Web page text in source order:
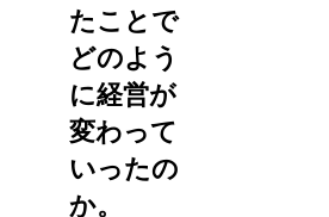
たことで
どのよう
に経営が
変わって
いったの
か。